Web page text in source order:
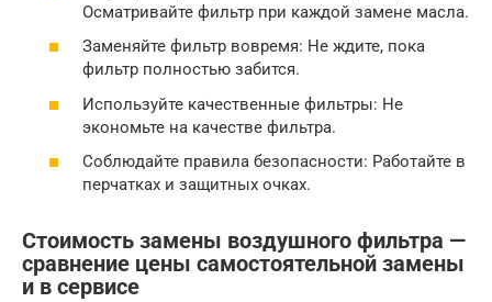
Осматривайте фильтр при каждой замене масла.
Заменяйте фильтр вовремя: Не ждите, пока
фильтр полностью забится.
Используйте качественные фильтры: Не
экономьте на качестве фильтра.
Соблюдайте правила безопасности: Работайте в
перчатках и защитных очках.
Стоимость замены воздушного фильтра —
сравнение цены самостоятельной замены
и в сервисе